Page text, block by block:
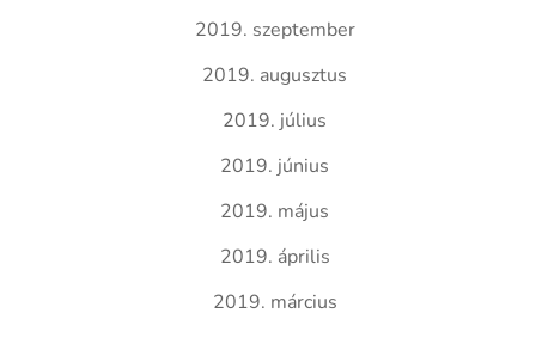
2019. szeptember
2019. augusztus
2019. július
2019. június
2019. május
2019. április
2019. március